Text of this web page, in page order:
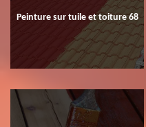
Peinture sur tuile et toiture 68